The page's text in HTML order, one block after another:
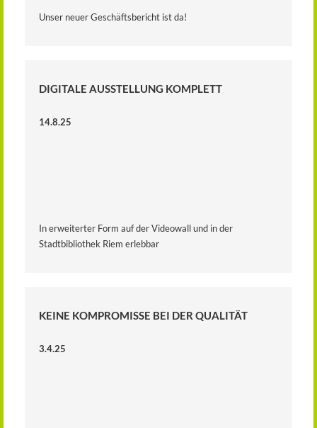
Unser neuer Geschäftsbericht ist da!
DIGITALE AUSSTELLUNG KOMPLETT
14.8.25
In erweiterter Form auf der Videowall und in der
Stadtbibliothek Riem erlebbar
KEINE KOMPROMISSE BEI DER QUALITÄT
3.4.25